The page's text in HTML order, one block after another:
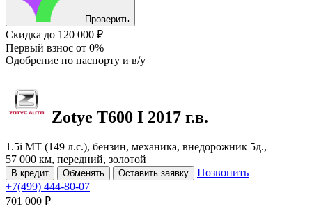
Проверить
Скидка до 120 000 ₽
Первый взнос от 0%
Одобрение по паспорту и в/у
Zotye T600 I 2017 г.в.
1.5i MT (149 л.с.), бензин, механика, внедорожник 5д.,
57 000 км, передний, золотой
В кредит Обменять Оставить заявку
Позвонить
+7(499) 444-80-07
701 000 ₽